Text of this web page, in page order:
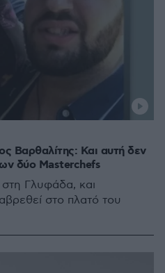
Βαρθαλίτης: Και αυτή δεν
δύο Masterchefs
Γλυφάδα, και
στο πλατό του